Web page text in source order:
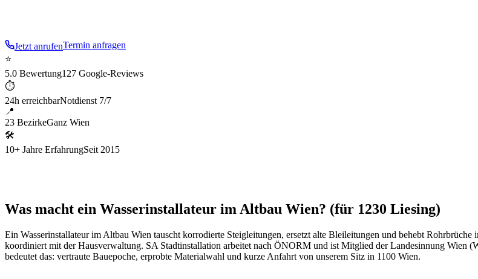
Jetzt anrufenTermin anfragen
⭐
5.0 Bewertung127 Google-Reviews
⏱
24h erreichbarNotdienst 7/7
📍
23 BezirkeGanz Wien
🛠
10+ Jahre ErfahrungSeit 2015
Was macht ein Wasserinstallateur im Altbau Wien? (für 1230 Liesing)
Ein Wasserinstallateur im Altbau Wien tauscht korrodierte Steigleitungen, ersetzt alte Bleileitungen und behebt
koordiniert mit der Hausverwaltung. SA Stadtinstallation arbeitet nach ÖNORM und ist Mitglied der Landesinnung Wien
bedeutet das: vertraute Bauepoche, erprobte Materialwahl und kurze Anfahrt von unserem Sitz in 1100 Wien.